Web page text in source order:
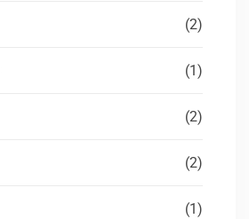
(2)
(1)
(2)
(2)
(1)